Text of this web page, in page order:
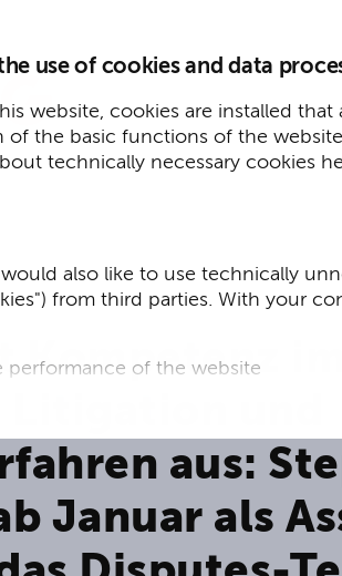
use of cookies and data
website, cookies are installed that
of the basic functions of the
technically necessary cookies
also like to use technically
from third parties. With your
performance of the website
behavior for targeted
"Accept all". Alternatively, click
Kompetenz
aus:
Januar als